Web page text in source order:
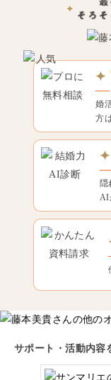
婚
方
隠
AI
サポート・活動内容